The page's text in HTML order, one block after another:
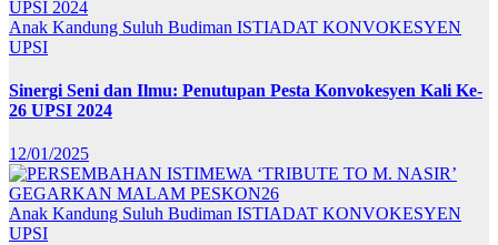
Anak Kandung Suluh Budiman ISTIADAT KONVOKESYEN
UPSI
Sinergi Seni dan Ilmu: Penutupan Pesta Konvokesyen Kali Ke-
26 UPSI 2024
12/01/2025
Anak Kandung Suluh Budiman ISTIADAT KONVOKESYEN
UPSI